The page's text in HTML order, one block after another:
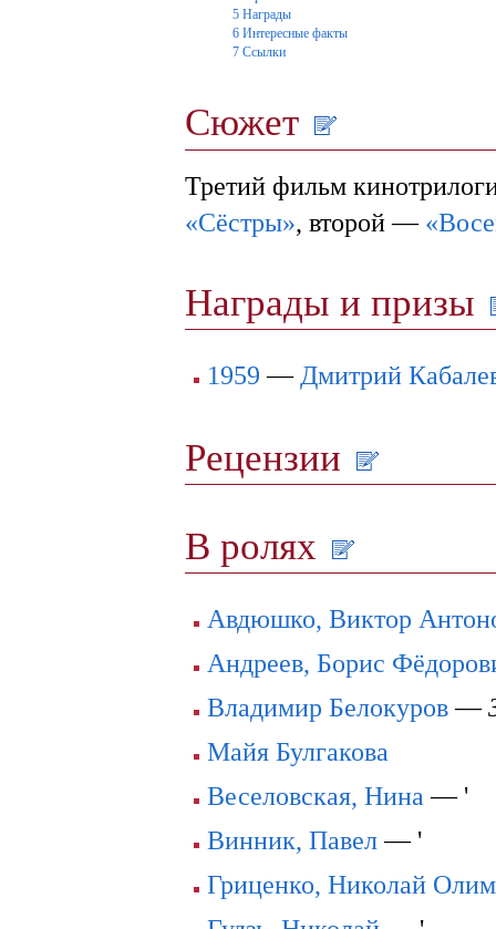
5 Награды
6 Интересные факты
7 Ссылки
Сюжет
Третий фильм
«Сёстры», второй —
Награды и призы
1959 — Дмитрий
Рецензии
В ролях
Авдюшко, Виктор
Андреев, Борис
Владимир Белокуров—
Майя Булгакова
Веселовская, Нина — '
Винник, Павел— '
Гриценко, Николай